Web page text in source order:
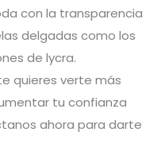
con la transparencia
delgadas como los
de lycra.
quieres verte más
tu confianza
ahora para darte